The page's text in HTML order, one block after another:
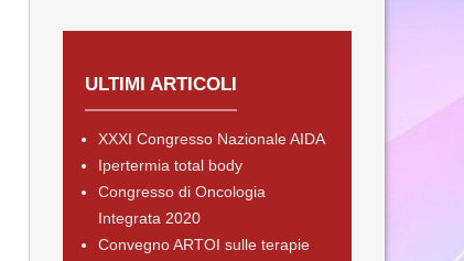
ULTIMI ARTICOLI
XXXI Congresso Nazionale AIDA
Ipertermia total body
Congresso di Oncologia
Integrata 2020
Convegno ARTOI sulle terapie